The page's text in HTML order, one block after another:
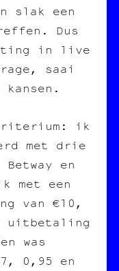
slak een
Dus
in live
saai
ik
met drie
en
met een
van €10,
uitbetaling
was
0,95 en